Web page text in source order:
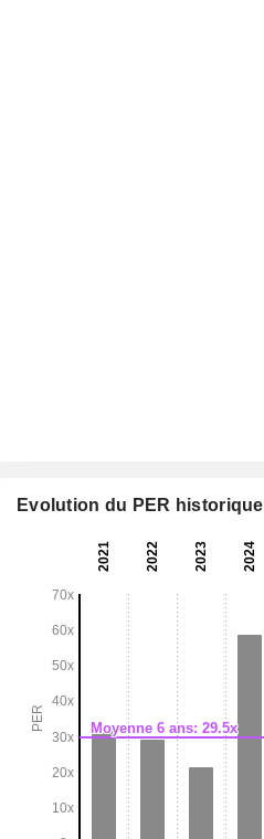
Evolution du PER historique